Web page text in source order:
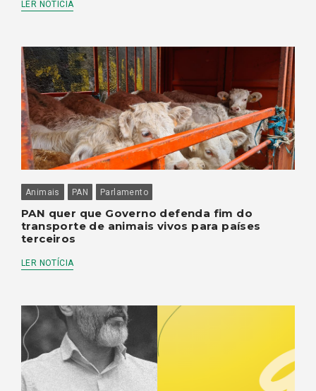
LER NOTÍCIA
Animais PAN Parlamento
PAN quer que Governo defenda fim do
transporte de animais vivos para países
terceiros
LER NOTÍCIA